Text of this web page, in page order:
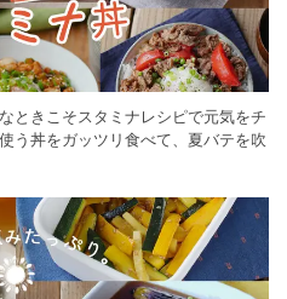
ときこそスタミナレシピで元気をチ
う丼をガッツリ食べて、夏バテを吹